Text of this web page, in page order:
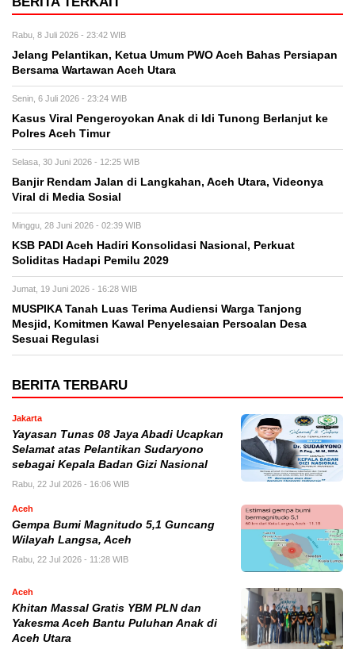
Rabu, 8 Juli 2026 - 23:42 WIB
Jelang Pelantikan, Ketua Umum PWO Aceh Bahas Persiapan
Bersama Wartawan Aceh Utara
Senin, 6 Juli 2026 - 23:24 WIB
Kasus Viral Pengeroyokan Anak di Idi Tunong Berlanjut ke
Polres Aceh Timur
Selasa, 30 Juni 2026 - 12:25 WIB
Banjir Rendam Jalan di Langkahan, Aceh Utara, Videonya
Viral di Media Sosial
Minggu, 28 Juni 2026 - 02:39 WIB
KSB PADI Aceh Hadiri Konsolidasi Nasional, Perkuat
Soliditas Hadapi Pemilu 2029
Jumat, 19 Juni 2026 - 16:28 WIB
MUSPIKA Tanah Luas Terima Audiensi Warga Tanjong
Mesjid, Komitmen Kawal Penyelesaian Persoalan Desa
Sesuai Regulasi
BERITA TERBARU
Jakarta
Yayasan Tunas 08 Jaya Abadi Ucapkan
Selamat atas Pelantikan Sudaryono
sebagai Kepala Badan Gizi Nasional
Rabu, 22 Jul 2026 - 16:06 WIB
Aceh
Gempa Bumi Magnitudo 5,1 Guncang
Wilayah Langsa, Aceh
Rabu, 22 Jul 2026 - 11:28 WIB
Aceh
Khitan Massal Gratis YBM PLN dan
Yakesma Aceh Bantu Puluhan Anak di
Aceh Utara